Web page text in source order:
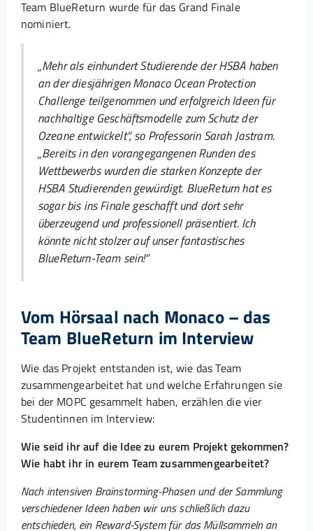
Team BlueReturn wurde für das Grand Finale
nominiert.
„Mehr als einhundert Studierende der HSBA haben
an der diesjährigen Monaco Ocean Protection
Challenge teilgenommen und erfolgreich Ideen für
nachhaltige Geschäftsmodelle zum Schutz der
Ozeane entwickelt“, so Professorin Sarah Jastram.
„Bereits in den vorangegangenen Runden des
Wettbewerbs wurden die starken Konzepte der
HSBA Studierenden gewürdigt. BlueReturn hat es
sogar bis ins Finale geschafft und dort sehr
überzeugend und professionell präsentiert. Ich
könnte nicht stolzer auf unser fantastisches
BlueReturn-Team sein!“
Vom Hörsaal nach Monaco – das
Team BlueReturn im Interview
Wie das Projekt entstanden ist, wie das Team
zusammengearbeitet hat und welche Erfahrungen sie
bei der MOPC gesammelt haben, erzählen die vier
Studentinnen im Interview:
Wie seid ihr auf die Idee zu eurem Projekt gekommen?
Wie habt ihr in eurem Team zusammengearbeitet?
Nach intensiven Brainstorming-Phasen und der Sammlung
verschiedener Ideen haben wir uns schließlich dazu
entschieden, ein Reward-System für das Müllsammeln an